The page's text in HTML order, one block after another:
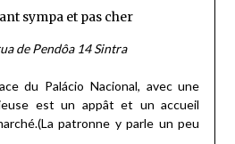
sympa et pas cher
de Pendôa 14 Sintra
du Palácio Nacional, avec une
est un appât et un accueil
patronne y parle un peu